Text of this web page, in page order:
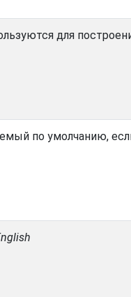
для
по умолчанию,